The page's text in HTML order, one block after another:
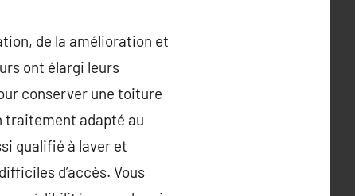
de la amélioration et
ont élargi leurs
conserver une toiture
traitement adapté au
qualifié à laver et
d’accès. Vous